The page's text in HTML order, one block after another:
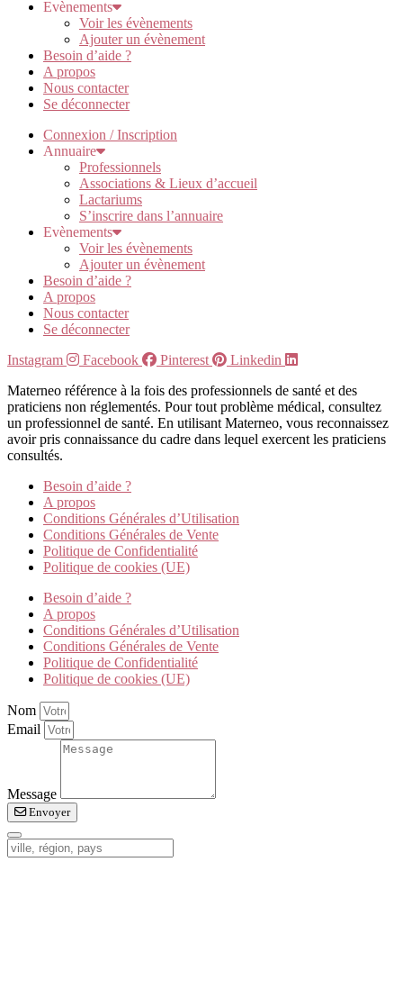
Evènements
Voir les évènements
Ajouter un évènement
Besoin d’aide ?
A propos
Nous contacter
Se déconnecter
Connexion / Inscription
Annuaire
Professionnels
Associations & Lieux d’accueil
Lactariums
S’inscrire dans l’annuaire
Evènements
Voir les évènements
Ajouter un évènement
Besoin d’aide ?
A propos
Nous contacter
Se déconnecter
Instagram
Facebook Pinterest
Linkedin
Materneo référence à la fois des professionnels de santé et des
praticiens non réglementés. Pour tout problème médical, consultez
un professionnel de santé. En utilisant Materneo, vous reconnaissez
avoir pris connaissance du cadre dans lequel exercent les praticiens
consultés.
Besoin d’aide ?
A propos
Conditions Générales d’Utilisation
Conditions Générales de Vente
Politique de Confidentialité
Politique de cookies (UE)
Besoin d’aide ?
A propos
Conditions Générales d’Utilisation
Conditions Générales de Vente
Politique de Confidentialité
Politique de cookies (UE)
Nom
Email
Message
Envoyer